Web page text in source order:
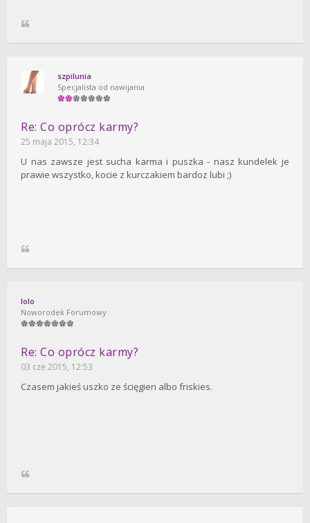
szpilunia
Specjalista od nawijania
Re: Co oprócz karmy?
25 maja 2015, 12:34
U nas zawsze jest sucha karma i puszka - nasz kundelek je
prawie wszystko, kocie z kurczakiem bardoz lubi ;)
lolo
Noworodek Forumowy
Re: Co oprócz karmy?
03 cze 2015, 12:53
Czasem jakieś uszko ze ścięgien albo friskies.